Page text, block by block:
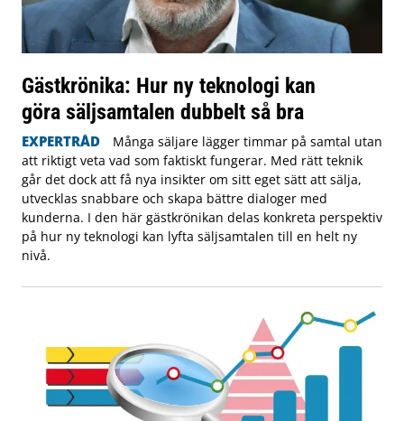
Gästkrönika: Hur ny teknologi kan
göra säljsamtalen dubbelt så bra
EXPERTRÅD
Många säljare lägger timmar på samtal utan
att riktigt veta vad som faktiskt fungerar. Med rätt teknik
går det dock att få nya insikter om sitt eget sätt att sälja,
utvecklas snabbare och skapa bättre dialoger med
kunderna. I den här gästkrönikan delas konkreta perspektiv
på hur ny teknologi kan lyfta säljsamtalen till en helt ny
nivå.